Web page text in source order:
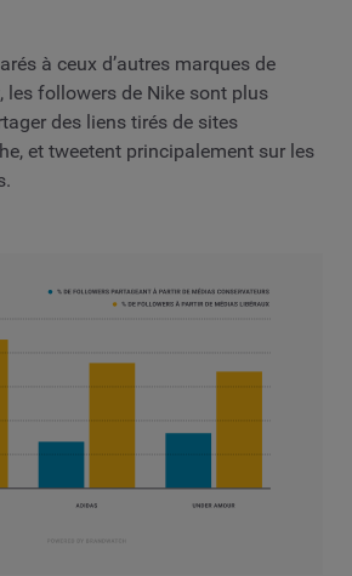
à ceux d’autres marques de
les followers de Nike sont plus
des liens tirés de sites
et tweetent principalement sur les